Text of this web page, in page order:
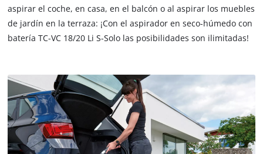
aspirar el coche, en casa, en el balcón o al aspirar los muebles
de jardín en la terraza: ¡Con el aspirador en seco-húmedo con
batería TC-VC 18/20 Li S-Solo las posibilidades son ilimitadas!